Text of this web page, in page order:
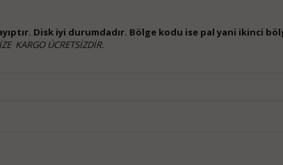
Disk iyi durumdadır. Bölge kodu ise pal yani ikinci
KARGO ÜCRETSİZDİR.